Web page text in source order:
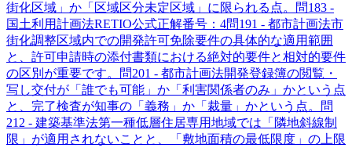
街化区域」か「区域区分未定区域」に限られる点。
問183 -
国土利用計画法RETIO公式正解番号：4問191 - 都市計画法市
街化調整区域内での開発許可免除要件の具体的な適用範囲
と、許可申請時の添付書類における絶対的要件と相対的要件
の区別が重要です。
問201 - 都市計画法開発登録簿の閲覧・
写し交付が「誰でも可能」か「利害関係者のみ」かという点
と、完了検査が知事の「義務」か「裁量」かという点。
問
212 - 建築基準法第一種低層住居専用地域では「隣地斜線制
限」が適用されないことと、「敷地面積の最低限度」の上限